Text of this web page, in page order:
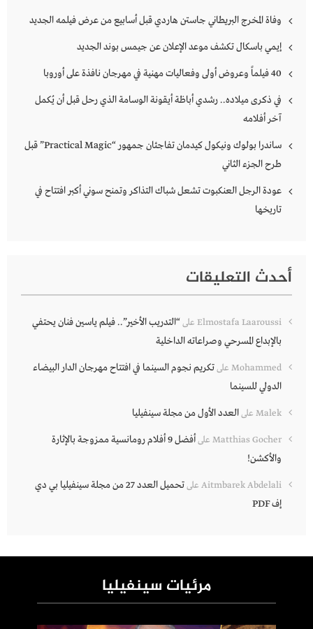
وفاة المخرج البريطاني جاستن هاردي قبل أسابيع من عرض فيلمه الجديد
إيمي باسكال تكشف موعد الإعلان عن جيمس بوند الجديد
40 فيلماً وعروض أولى وفعاليات مهنية في مهرجان نافذة على أوروبا
في ذكرى ميلاده.. رشدي أباظة أيقونة الوسامة الذي رحل قبل أن يُكمل
آخر أفلامه
ساندرا بولوك ونيكول كيدمان تفاجئان جمهور “Practical Magic” قبل
طرح الجزء الثاني
عودة الرجل العنكبوت تشعل شباك التذاكر وتمنح سوني أكبر افتتاح في
تاريخها
أحدث التعليقات
Elmostafa Laaroussi على“التدريب الأخير”.. فيلم ياسين فنان يحتفي
بالإبداع المسرحي وصراعاته الداخلية
Mohammed علىتكريم نجوم السينما في افتتاح مهرجان الدار البيضاء
الدولي للسينما
Malek علىالعدد الأول من مجلة سينفيليا
Matthias Gocher على
أفضل 9 أفلام رومانسية ممزوجة بالإثارة
والأكشن!
Aitmbarek Abdelali على
تحميل العدد 27 من مجلة سينفيليا بي دي
إف PDF
مرئيات سينفيليا